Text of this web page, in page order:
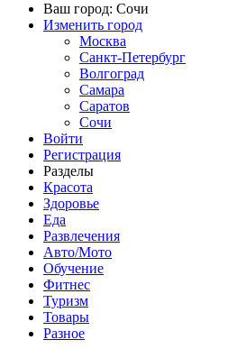
Ваш город: Сочи
Изменить город
Москва
Санкт-Петербург
Волгоград
Самара
Саратов
Сочи
Войти
Регистрация
Разделы
Красота
Здоровье
Еда
Развлечения
Авто/Мото
Обучение
Фитнес
Туризм
Товары
Разное